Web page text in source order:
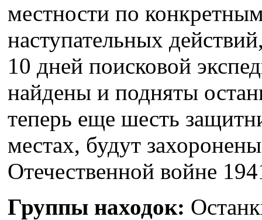
местности по
наступательных
10 дней поисковой
найдены и подняты
теперь еще шесть
местах, будут
Отечественной войне
Группы находок: